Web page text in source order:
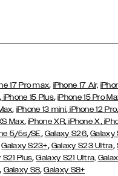
17 Pro max, iPhone 17 Air,
, iPhone 15 Plus,iPhone 15 Pro
, iPhone 13 mini,iPhone 12 Pro
Max,iPhone XR,iPhone X,
5/5s/SE, Galaxy S26,Galaxy
Galaxy S23+, Galaxy S23 Ultra,
S21 Plus,Galaxy S21 Ultra,
, Galaxy S8,Galaxy S8+